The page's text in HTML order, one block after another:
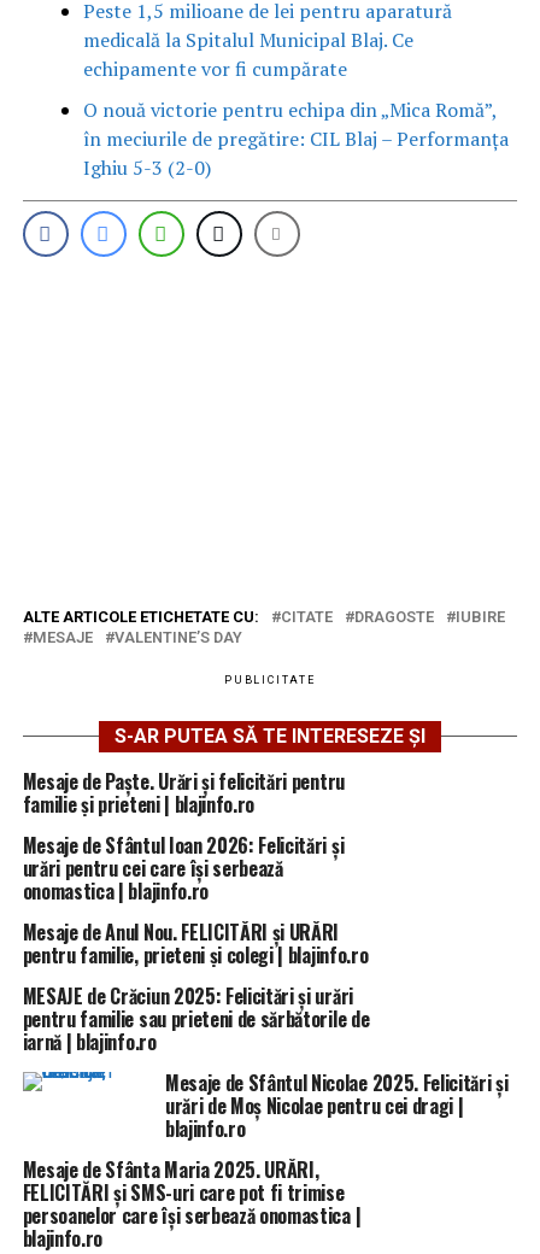
Peste 1,5 milioane de lei pentru aparatură
medicală la Spitalul Municipal Blaj. Ce
echipamente vor fi cumpărate
O nouă victorie pentru echipa din „Mica Romă”,
în meciurile de pregătire: CIL Blaj – Performanța
Ighiu 5-3 (2-0)
ALTE ARTICOLE ETICHETATE CU: CITATE DRAGOSTE
IUBIRE
MESAJE
VALENTINE’S DAY
PUBLICITATE
S-AR PUTEA SĂ TE INTERESEZE ȘI
Mesaje de Paște. Urări și felicitări pentru
familie și prieteni | blajinfo.ro
Mesaje de Sfântul Ioan 2026: Felicitări și
urări pentru cei care își serbează
onomastica | blajinfo.ro
Mesaje de Anul Nou. FELICITĂRI și URĂRI
pentru familie, prieteni și colegi | blajinfo.ro
MESAJE de Crăciun 2025: Felicitări și urări
pentru familie sau prieteni de sărbătorile de
iarnă | blajinfo.ro
Mesaje de Sfântul Nicolae 2025. Felicitări și
urări de Moș Nicolae pentru cei dragi |
blajinfo.ro
Mesaje de Sfânta Maria 2025. URĂRI,
FELICITĂRI și SMS-uri care pot fi trimise
persoanelor care își serbează onomastica |
blajinfo.ro